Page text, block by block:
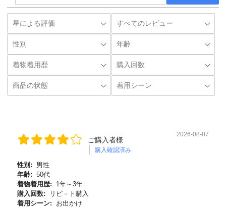
ご購入者様
購入確認済み
2026-08-07
性別:
男性
年齢: 50代
着物着用歴:
1年～3年
購入回数:
リピ－ト購入
着用シーン:
お出かけ